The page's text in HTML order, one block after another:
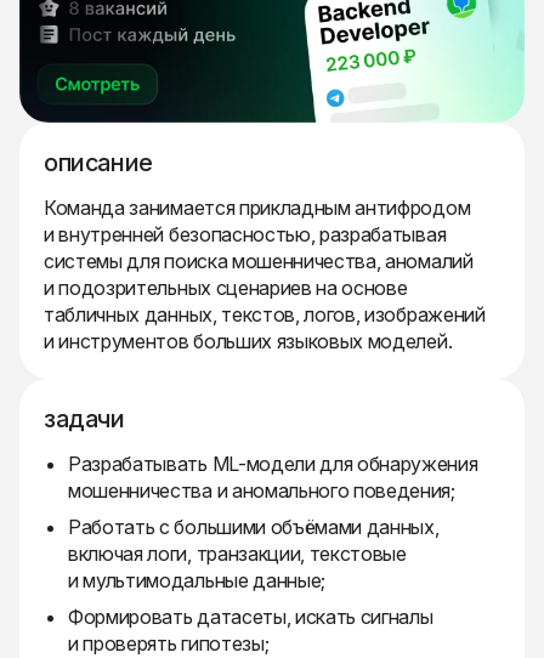
описание
Команда занимается прикладным антифродом
и внутренней безопасностью, разрабатывая
системы для поиска мошенничества, аномалий
и подозрительных сценариев на основе
табличных данных, текстов, логов, изображений
и инструментов больших языковых моделей.
задачи
Разрабатывать ML-модели для обнаружения
мошенничества и аномального поведения;
Работать с большими объёмами данных,
включая логи, транзакции, текстовые
и мультимодальные данные;
Формировать датасеты, искать сигналы
и проверять гипотезы;